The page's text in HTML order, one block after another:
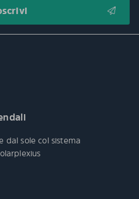
dal sole col sistema